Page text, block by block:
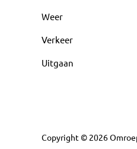
Weer
Verkeer
Uitgaan
Copyright © 2026